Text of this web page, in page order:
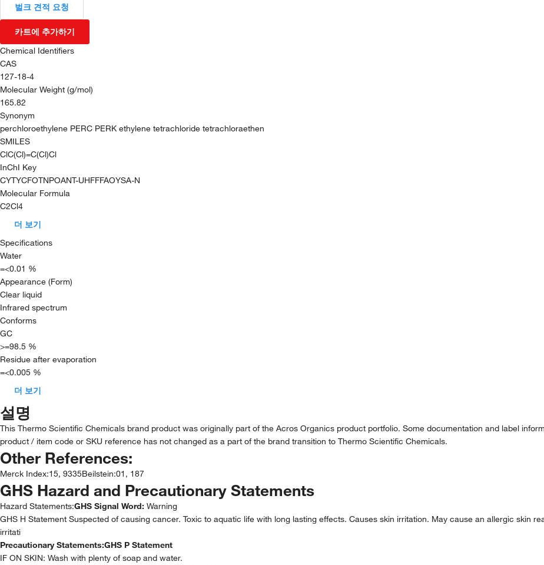
벌크 견적 요청
카트에 추가하기
Chemical Identifiers
CAS
127-18-4
Molecular Weight (g/mol)
165.82
Synonym
perchloroethylene PERC PERK ethylene tetrachloride tetrachloraethen
SMILES
ClC(Cl)=C(Cl)Cl
InChI Key
CYTYCFOTNPOANT-UHFFFAOYSA-N
Molecular Formula
C2Cl4
더 보기
Specifications
Water
=<0.01 %
Appearance (Form)
Clear liquid
Infrared spectrum
Conforms
GC
>=98.5 %
Residue after evaporation
=<0.005 %
더 보기
설명
This Thermo Scientific Chemicals brand product was originally part of the Acros Organics product portfolio. Some documentation and label
product / item code or SKU reference has not changed as a part of the brand transition to Thermo Scientific Chemicals.
Other References:
Merck Index:15, 9335Beilstein:01, 187
GHS Hazard and Precautionary Statements
Hazard Statements:GHS Signal Word: Warning
GHS H Statement Suspected of causing cancer. Toxic to aquatic life with long lasting effects. Causes skin irritation. May cause an allergic skin
irritati
Precautionary Statements:GHS P Statement
IF ON SKIN: Wash with plenty of soap and water.